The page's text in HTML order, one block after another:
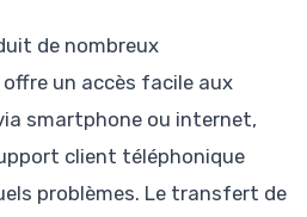
de nombreux
un accès facile aux
smartphone ou internet,
client téléphonique
problèmes. Le transfert de